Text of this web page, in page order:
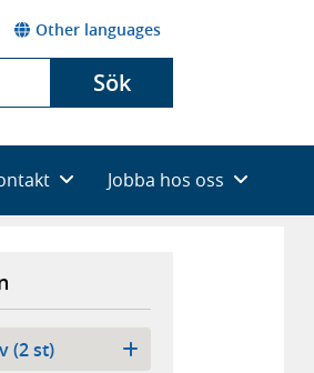
Other languages
Sök
Jobba hos oss
(2 st)